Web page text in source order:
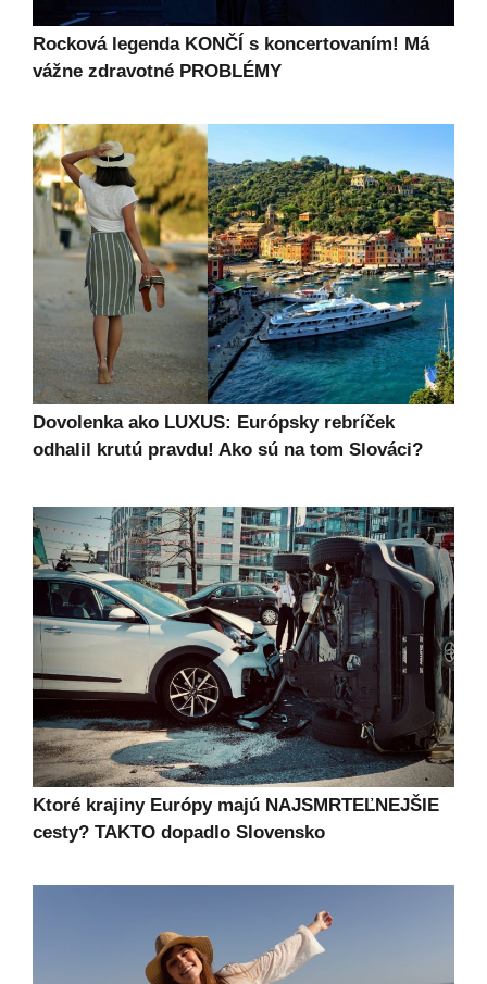
Rocková legenda KONČÍ s koncertovaním! Má
vážne zdravotné PROBLÉMY
Dovolenka ako LUXUS: Európsky rebríček
odhalil krutú pravdu! Ako sú na tom Slováci?
Ktoré krajiny Európy majú NAJSMRTEĽNEJŠIE
cesty? TAKTO dopadlo Slovensko